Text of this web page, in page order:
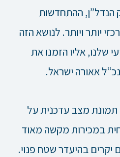
הנדל”ן, ההתחדשות
יותר ויותר. לנושא הזה
שלנו, אליו הזמנו את
אאורה ישראל.
תמונת מצב עדכנית על
במכירות מקשה מאוד
בהיעדר שטח פנוי.